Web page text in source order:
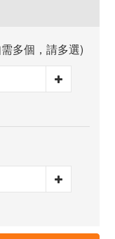
多個，請多選)